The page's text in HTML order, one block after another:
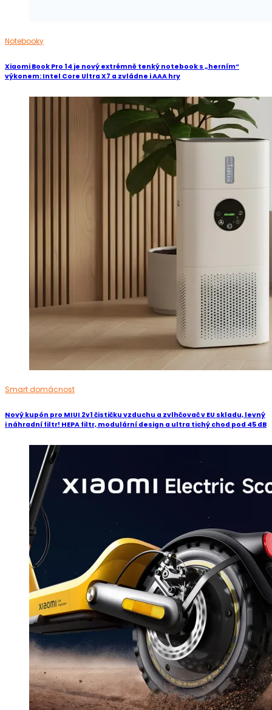
Notebooky
Xiaomi Book Pro 14 je nový extrémně tenký notebook s „herním“
výkonem: Intel Core Ultra X7 a zvládne i AAA hry
Smart domácnost
Nový kupón pro MIUI 2v1 čističku vzduchu a zvlhčovač v EU skladu, levný
i náhradní filtr! HEPA filtr, modulární design a ultra tichý chod pod 45 dB